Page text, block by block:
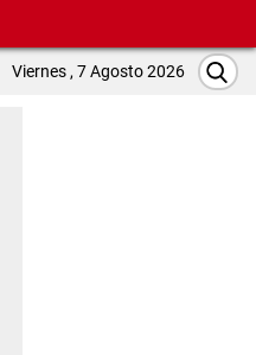
Viernes , 7 Agosto 2026